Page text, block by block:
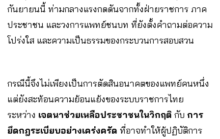
กันยายนนี้ ท่ามกลางแรงกดดันจากทั้งฝ่ายราชการ ภาค
ประชาชน และวงการแพทย์ชนบท ที่ยังตั้งคำถามต่อความ
โปร่งใส และความเป็นธรรมของกระบวนการสอบสวน
กรณีนี้จึงไม่เพียงเป็นการตัดสินอนาคตของแพทย์คนหนึ่ง
แต่ยังสะท้อนความย้อนแย้งของระบบราชการไทย
ระหว่าง เจตนาช่วยเหลือประชาชนในวิกฤติ กับ การ
ยึดกฎระเบียบอย่างเคร่งครัด ที่อาจทำให้ผู้ปฏิบัติการ